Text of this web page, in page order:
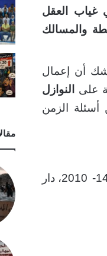
غياب العقل
والمسالك
شك أن إعمال
على
النوازل
أسئلة الزمن
– أبجديات البحث في العلوم الشرعية، فريد الأنصاري، ص 53 – 54، ط الثانية 1431- 2010، دار